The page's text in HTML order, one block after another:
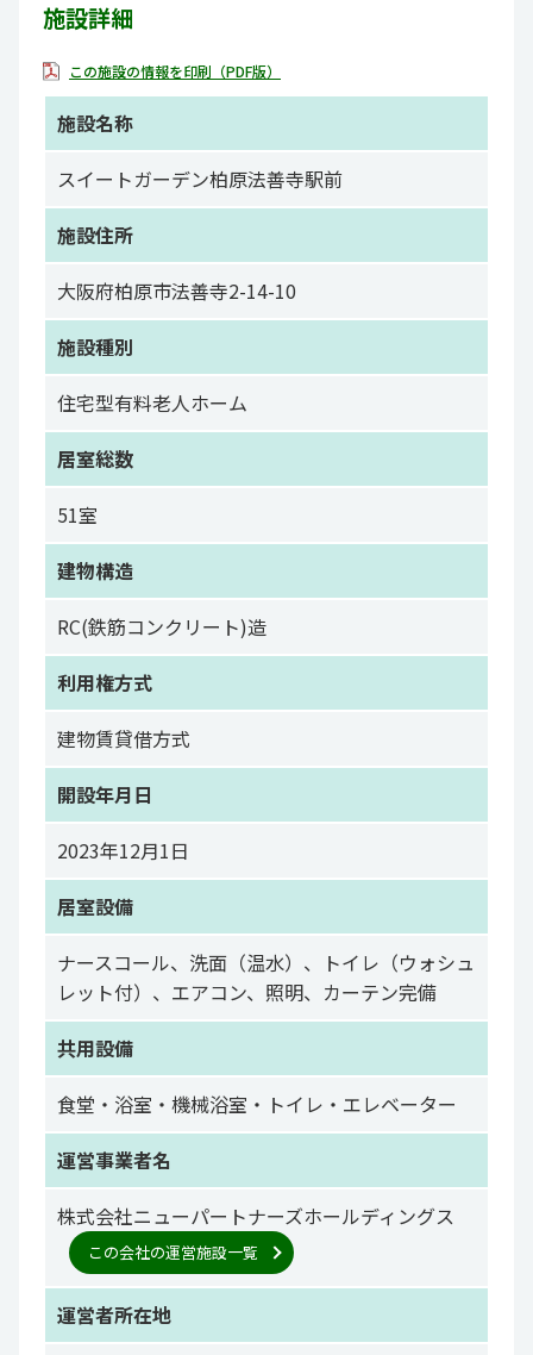
施設詳細
この施設の情報を印刷（PDF版）
施設名称
スイートガーデン柏原法善寺駅前
施設住所
大阪府柏原市法善寺2-14-10
施設種別
住宅型有料老人ホーム
居室総数
51室
建物構造
RC(鉄筋コンクリート)造
利用権方式
建物賃貸借方式
開設年月日
2023年12月1日
居室設備
ナースコール、洗⾯（温⽔）、トイレ（ウォシュ
レット付）、エアコン、照明、カーテン完備
共用設備
食堂・浴室・機械浴室・トイレ・エレベーター
運営事業者名
株式会社ニューパートナーズホールディングス
この会社の運営施設一覧
運営者所在地